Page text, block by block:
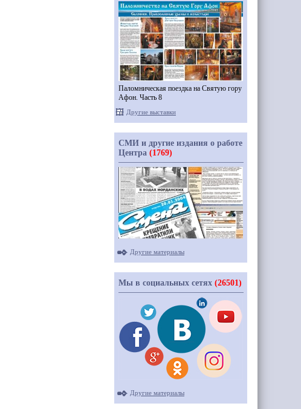
Паломническая поездка на Святую гору
Афон. Часть 8
Другие выставки
СМИ и другие издания о работе
Центра (1769)
Другие материалы
Мы в социальных сетях (26501)
Другие материалы